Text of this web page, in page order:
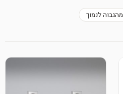
מהגבוה לנמוך